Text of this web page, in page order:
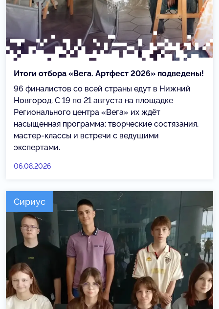
Итоги отбора «Вега. Артфест 2026» подведены!
96 финалистов со всей страны едут в Нижний
Новгород. С 19 по 21 августа на площадке
Регионального центра «Вега» их ждёт
насыщенная программа: творческие состязания,
мастер-классы и встречи с ведущими
экспертами.
06.08.2026
Сириус